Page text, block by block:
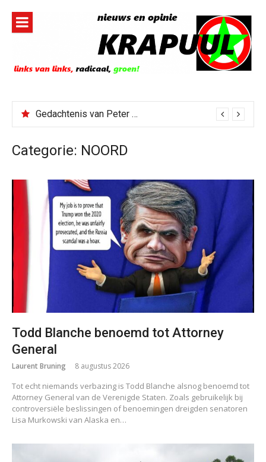
inhoud
Gedachtenis van Peter Faber
Todd Blanche benoemd tot Attorney General
Categorie: NOORD
Todd Blanche benoemd tot Attorney
General
Laurent Bruning 8 augustus 2026
Tot echt niemands verbazing is Todd Blanche alsnog benoemd tot
Attorney General van de Verenigde Staten. Zoals gebruikelijk bij
controversiële beslissingen of benoemingen dreigden senatoren
Lisa Murkowski van Alaska en…